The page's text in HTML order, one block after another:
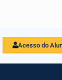
Acesso do